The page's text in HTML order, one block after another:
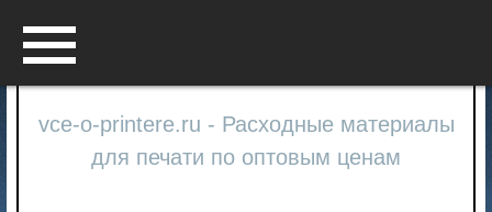
vce-o-printere.ru - Расходные материалы
для печати по оптовым ценам